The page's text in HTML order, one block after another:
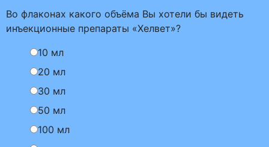
Во флаконах какого объёма Вы хотели бы видеть
инъекционные препараты «Хелвет»?
10 мл
20 мл
30 мл
50 мл
100 мл